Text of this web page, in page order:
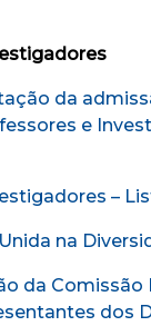
da
e
–
na
da Comissão
dos